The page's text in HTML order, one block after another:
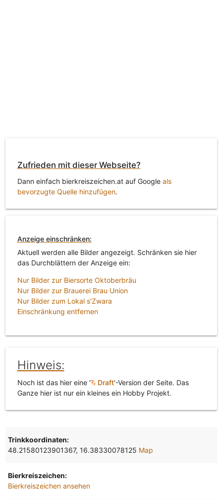
Zufrieden mit dieser Webseite?
Dann einfach bierkreiszeichen.at auf Google als
bevorzugte Quelle hinzufügen.
Anzeige einschränken:
Aktuell werden alle Bilder angezeigt. Schränken sie hier
das Durchblättern der Anzeige ein:
Nur Bilder zur Biersorte Oktoberbräu
Nur Bilder zur Brauerei Brau Union
Nur Bilder zum Lokal s'Zwara
Einschränkung entfernen
Hinweis:
Noch ist das hier eine ' Draft'-Version der Seite. Das
Ganze hier ist nur ein kleines ein Hobby Projekt.
Trinkkoordinaten:
48.21580123901367, 16.38330078125 Map
Bierkreiszeichen:
Bierkreiszeichen ansehen